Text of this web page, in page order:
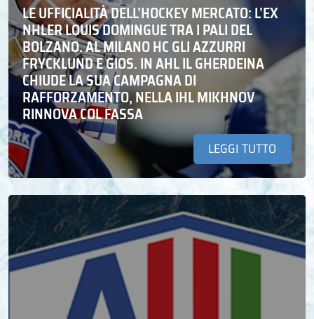
LE UFFICIALITÀ DELL’HOCKEY MERCATO: L’EX
NHLER LOUIS DOMINGUE TRA I PALI DEL
BOLZANO. AL MILANO HC GLI AZZURRI
FRYCKLUND E GIOS. IN AHL IL GHERDEINA
CHIUDE LA SUA CAMPAGNA DI
RAFFORZAMENTO, NELLA IHL MIKHNOV
RINNOVA COL FASSA
LEGGI TUTTO